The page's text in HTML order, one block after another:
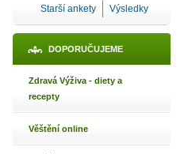
Starší ankety Výsledky
DOPORUČUJEME
Zdravá Výživa - diety a
recepty
Věštění online